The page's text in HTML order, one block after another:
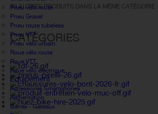
Pneu vélo route
Pneu Gravel
Pneu route tubeless
Pneu VTT
Pneu vélo urbain
Roue vélo route
Roue VTT
Roue vélo électrique
Équipement
Accessoires Smartphones
Alimentation
Barres - Gateaux
30 AUTRES PRODUITS DANS LA MÊME CATÉGORIE :
CATÉGORIES